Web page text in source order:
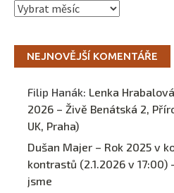
Archivy
NEJNOVĚJŠÍ KOMENTÁŘE
Filip Hanák: Lenka
2026 – Živě Benátská 2,
UK, Praha)
Dušan Majer – Rok 2025 v
kontrastů (2.1.2026 v 17:00)
jsme